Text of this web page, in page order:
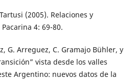
(2005). Relaciones y
4: 69-80.
G. Arreguez, C. Gramajo Bühler, y
vista desde los valles
Argentino: nuevos datos de la